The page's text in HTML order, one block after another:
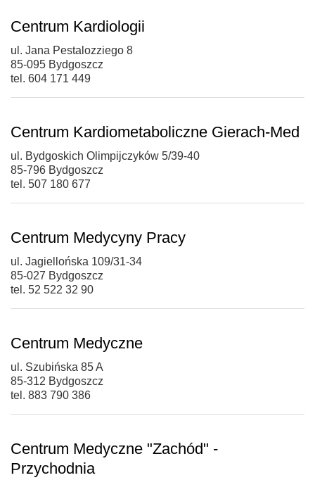
Centrum Kardiologii
ul. Jana Pestalozziego 8
85-095 Bydgoszcz
tel. 604 171 449
Centrum Kardiometaboliczne Gierach-Med
ul. Bydgoskich Olimpijczyków 5/39-40
85-796 Bydgoszcz
tel. 507 180 677
Centrum Medycyny Pracy
ul. Jagiellońska 109/31-34
85-027 Bydgoszcz
tel. 52 522 32 90
Centrum Medyczne
ul. Szubińska 85 A
85-312 Bydgoszcz
tel. 883 790 386
Centrum Medyczne "Zachód" -
Przychodnia